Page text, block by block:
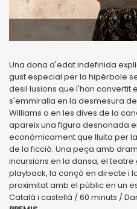
Una dona d'edat indefinida
gust especial per la hipèrbole
desil·lusions que l'han convertit
s'emmiralla en la desmesura
Williams o en les dives de la
apareix una figura desnonada
econòmicament que lluita per
de la ficció. Una peça amb
incursions en la dansa, el teatre
playback, la cançó en directe i
proximitat amb el públic en un
Català i castellà / 60 minuts /